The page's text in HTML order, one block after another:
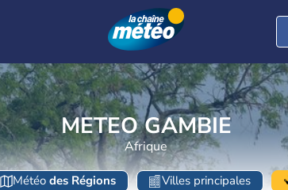
METEO GAMBIE
Afrique
Météo des Régions Villes principales